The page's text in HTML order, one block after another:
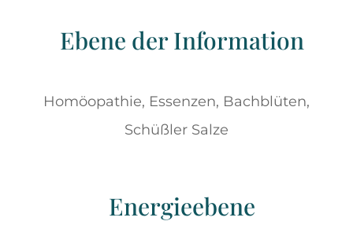
Ebene der Information
Homöopathie, Essenzen, Bachblüten,
Schüßler Salze
Energieebene